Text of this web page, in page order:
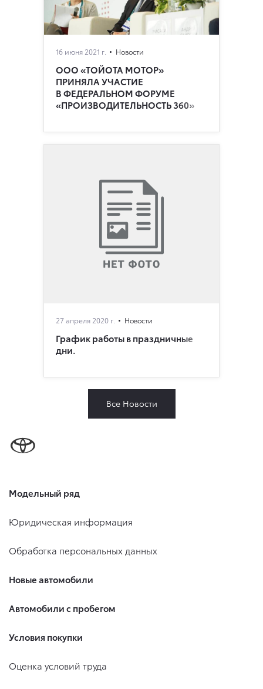
16 июня 2021 г. Новости
ООО «ТОЙОТА МОТОР»
ПРИНЯЛА УЧАСТИЕ
В ФЕДЕРАЛЬНОМ ФОРУМЕ
«ПРОИЗВОДИТЕЛЬНОСТЬ 360»
27 апреля 2020 г. Новости
График работы в праздничные
дни.
Все Новости
Модельный ряд
Юридическая информация
Обработка персональных данных
Новые автомобили
Автомобили с пробегом
Условия покупки
Оценка условий труда